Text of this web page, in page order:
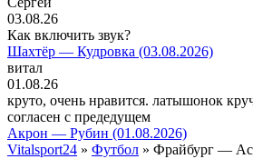
03.08.26
Как включить звук?
Шахтёр — Кудровка (03.08.2026)
витал
01.08.26
круто, очень нравится. латышонок
согласен с предедущем
Акрон — Рубин (01.08.2026)
Vitalsport24 » Футбол » Фрайбург —